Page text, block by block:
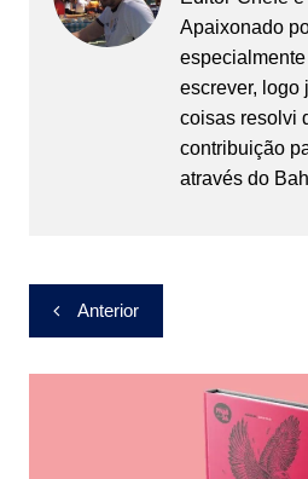
Apaixonado
escrever, logo
coisas resolvi
contribuição
através do
Navegação
de
Post
Anterior